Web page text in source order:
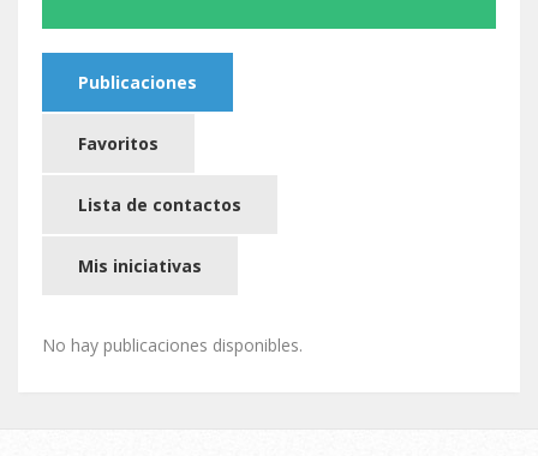
Publicaciones
Favoritos
Lista de contactos
Mis iniciativas
No hay publicaciones disponibles.